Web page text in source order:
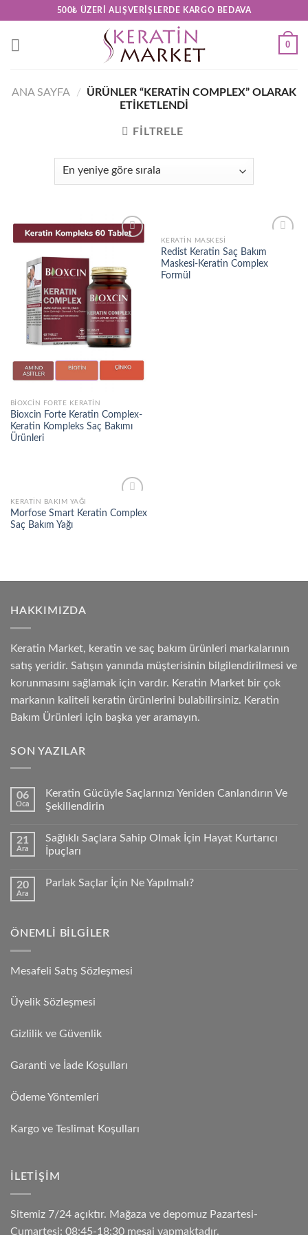
content
500₺ ÜZERI ALIŞVERIŞLERDE KARGO BEDAVA
0
ANA SAYFA /
ÜRÜNLER “KERATIN COMPLEX” OLARAK
ETIKETLENDI
FILTRELE
BIOXCIN FORTE KERATIN
Bioxcin Forte Keratin Complex-
Keratin Kompleks Saç Bakımı
Ürünleri
wishlist
KERATIN MASKESI
Redist Keratin Saç Bakım
Maskesi-Keratin Complex
Formül
Add to
wishlist
KERATIN BAKIM YAĞI
Morfose Smart Keratin Complex
Saç Bakım Yağı
HAKKIMIZDA
Keratin Market, keratin ve saç bakım ürünleri markalarının
satış yeridir. Satışın yanında müşterisinin bilgilendirilmesi ve
korunmasını sağlamak için vardır. Keratin Market bir çok
markanın kaliteli keratin ürünlerini bulabilirsiniz. Keratin
Bakım Ürünleri için başka yer aramayın.
SON YAZILAR
06
Oca
Keratin Gücüyle Saçlarınızı Yeniden Canlandırın Ve
Şekillendirin
21
Ara
Sağlıklı Saçlara Sahip Olmak İçin Hayat Kurtarıcı
İpuçları
20
Ara
Parlak Saçlar İçin Ne Yapılmalı?
ÖNEMLI BILGILER
Mesafeli Satış Sözleşmesi
Üyelik Sözleşmesi
Gizlilik ve Güvenlik
Garanti ve İade Koşulları
Ödeme Yöntemleri
Kargo ve Teslimat Koşulları
İLETIŞIM
Sitemiz 7/24 açıktır. Mağaza ve depomuz Pazartesi-
Cumartesi: 08:45-18:30 mesai yapmaktadır.